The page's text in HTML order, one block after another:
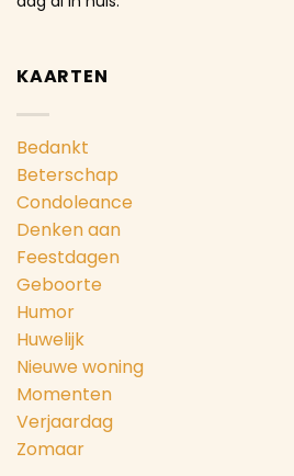
KAARTEN
Bedankt
Beterschap
Condoleance
Denken aan
Feestdagen
Geboorte
Humor
Huwelijk
Nieuwe woning
Momenten
Verjaardag
Zomaar